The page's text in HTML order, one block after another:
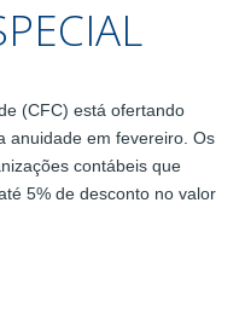
(CFC) está ofertando
anuidade em fevereiro. Os
contábeis que
5% de desconto no valor